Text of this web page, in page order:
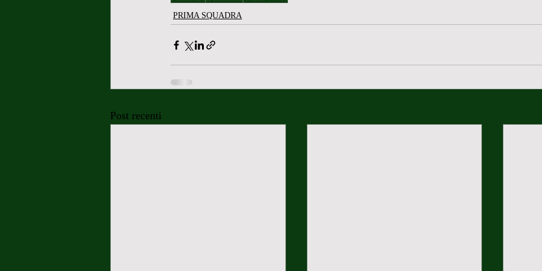
PRIMA SQUADRA
Post recenti